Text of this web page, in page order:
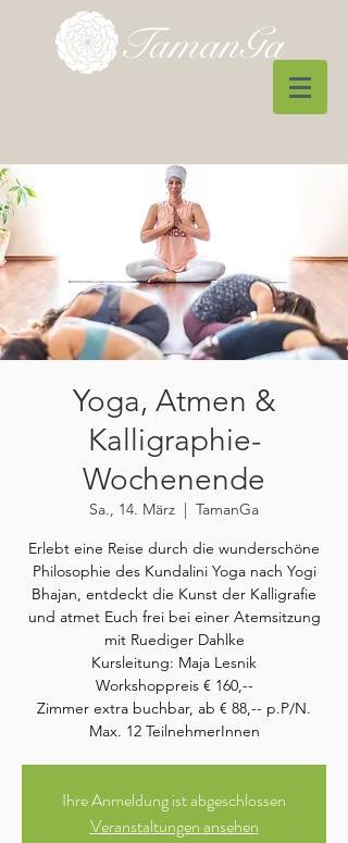
Yoga, Atmen &
Kalligraphie-
Wochenende
Sa., 14. März
  |
TamanGa
Erlebt eine Reise durch die wunderschöne
Philosophie des Kundalini Yoga nach Yogi
Bhajan, entdeckt die Kunst der Kalligrafie
und atmet Euch frei bei einer Atemsitzung
mit Ruediger Dahlke
Kursleitung: Maja Lesnik
Workshoppreis € 160,--
Zimmer extra buchbar, ab € 88,-- p.P/N.
Max. 12 TeilnehmerInnen
Ihre Anmeldung ist abgeschlossen
Veranstaltungen ansehen